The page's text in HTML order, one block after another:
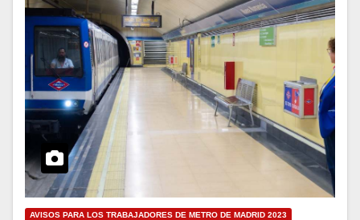
AVISOS PARA LOS TRABAJADORES DE METRO DE MADRID 2023